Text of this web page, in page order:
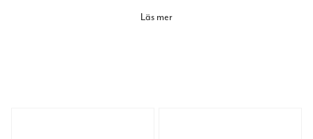
Läs mer